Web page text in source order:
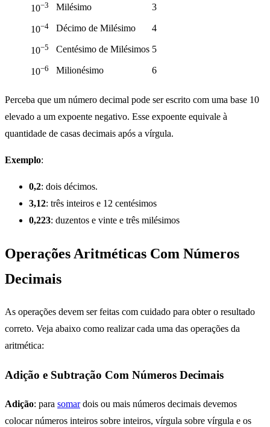
10−3 Milésimo 3
10−4 Décimo de Milésimo 4
10−5 Centésimo de Milésimos 5
10−6 Milionésimo 6
Perceba que um número decimal pode ser escrito com uma base 10
elevado a um expoente negativo. Esse expoente equivale à
quantidade de casas decimais após a vírgula.
Exemplo:
0,2: dois décimos.
3,12: três inteiros e 12 centésimos
0,223: duzentos e vinte e três milésimos
Operações Aritméticas Com Números
Decimais
As operações devem ser feitas com cuidado para obter o resultado
correto. Veja abaixo como realizar cada uma das operações da
aritmética:
Adição e Subtração Com Números Decimais
Adição: para somardois ou mais números decimais devemos
colocar números inteiros sobre inteiros, vírgula sobre vírgula e os